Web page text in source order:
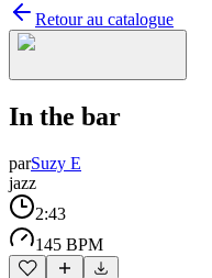
Retour au catalogue
In the bar
parSuzy E
jazz
2:43
145 BPM